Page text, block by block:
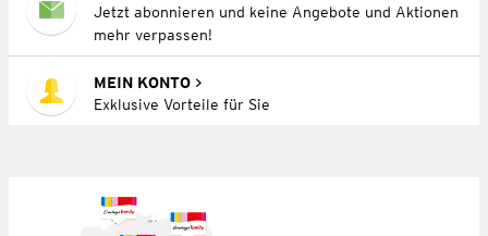
Jetzt abonnieren und keine Angebote und Aktionen
mehr verpassen!
MEIN KONTO
Exklusive Vorteile für Sie